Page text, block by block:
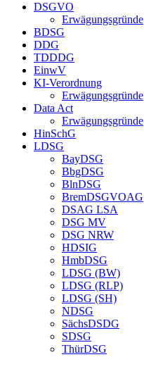
DSGVO
Erwägungsgründe
BDSG
DDG
TDDDG
EinwV
KI-Verordnung
Erwägungsgründe
Data Act
Erwägungsgründe
HinSchG
LDSG
BayDSG
BbgDSG
BlnDSG
BremDSGVOAG
DSAG LSA
DSG MV
DSG NRW
HDSIG
HmbDSG
LDSG (BW)
LDSG (RLP)
LDSG (SH)
NDSG
SächsDSDG
SDSG
ThürDSG